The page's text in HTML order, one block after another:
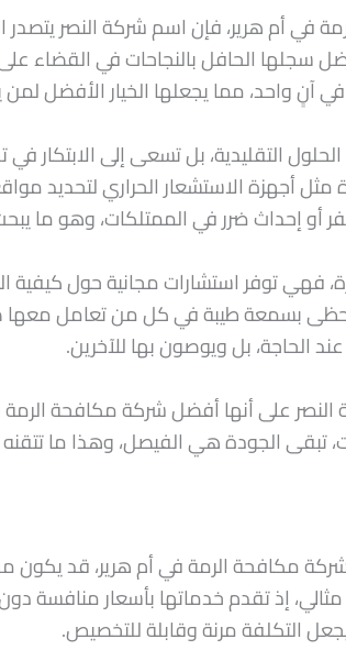
أم هرير، فإن اسم شركة النصر
الحافل بالنجاحات في القضاء على
واحد، مما يجعلها الخيار الأفضل لمن
التقليدية، بل تسعى إلى
أجهزة الاستشعار الحراري لتحديد
أو إحداث ضرر في الممتلكات، وهو ما
فهي توفر استشارات مجانية حول
بسمعة طيبة في كل من تعامل معها
الحاجة، بل ويوصون بها للآخرين.
على أنها أفضل شركة مكافحة الرمة في
تبقى الجودة هي الفيصل، وهذا ما تتقنه
مكافحة الرمة في أم هرير، قد يكون
مثالي، إذ تقدم خدماتها بأسعار
التكلفة مرنة وقابلة للتخصيص.